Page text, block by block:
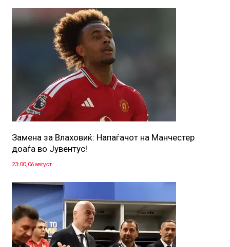
Замена за Влаховиќ: Напаѓачот на Манчестер
доаѓа во Јувентус!
23:00, 06 август